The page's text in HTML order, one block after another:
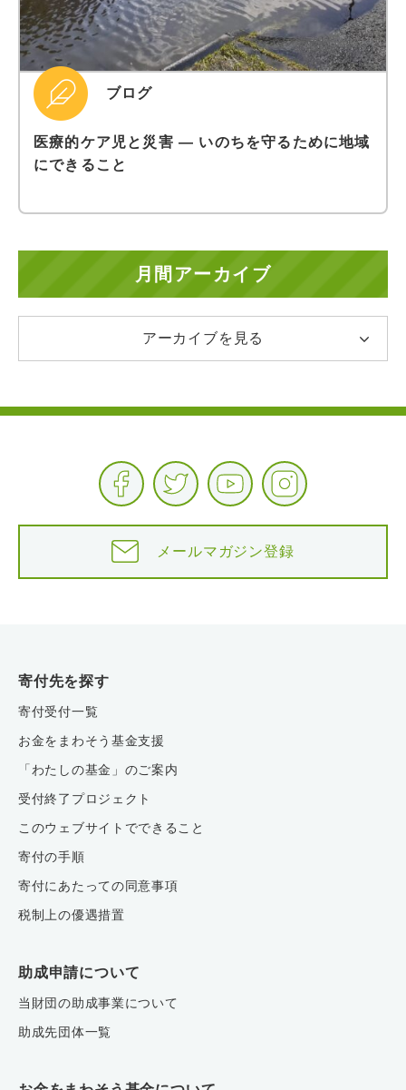
ブログ
医療的ケア児と災害 ― いのちを守るために地域
にできること
月間アーカイブ
アーカイブを見る
メールマガジン登録
寄付先を探す
寄付受付一覧
お金をまわそう基金支援
「わたしの基金」のご案内
受付終了プロジェクト
このウェブサイトでできること
寄付の手順
寄付にあたっての同意事項
税制上の優遇措置
助成申請について
当財団の助成事業について
助成先団体一覧